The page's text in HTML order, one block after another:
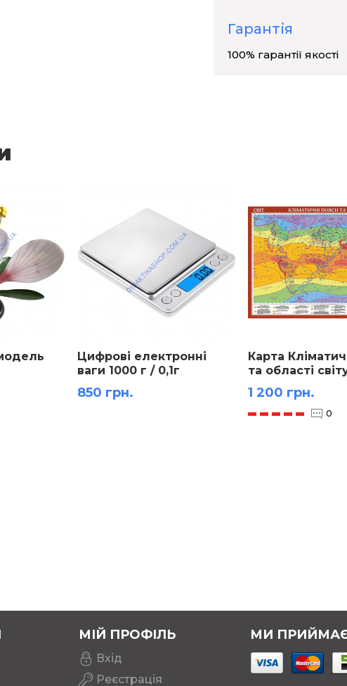
Гарантія
100% гарантії якості
Цифрові електронні
ваги 1000 г / 0,1г
850 грн.
Карта
та області
картоні м-б
(157х108 см)
1 200 грн.
0
МІЙ ПРОФІЛЬ
Вхід
Реєстрація
МИ